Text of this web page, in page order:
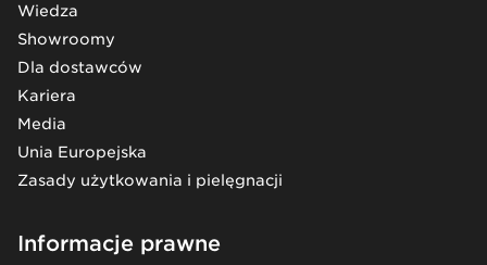
Wiedza
Showroomy
Dla dostawców
Kariera
Media
Unia Europejska
Zasady użytkowania i pielęgnacji
Informacje prawne